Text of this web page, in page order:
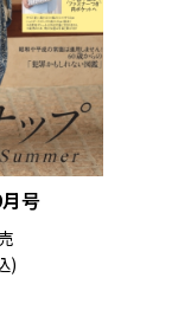
号
)